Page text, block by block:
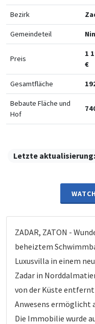
Bezirk
Gemeindeteil Nin
Preis
1
€
Gesamtfläche
Bebaute Fläche und
Hof
Letzte aktualisierung:
ZADAR, ZATON -
beheiztem
Luxusvilla in einem
Zadar in
von der Küste entfernt
Anwesens ermöglicht
Die Immobilie wurde